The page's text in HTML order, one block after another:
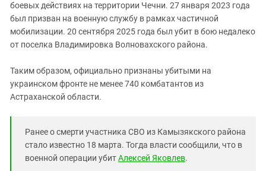
боевых действиях на территории Чечни. 27 января 2023 года
был призван на военную службу в рамках частичной
мобилизации. 20 сентября 2025 года был убит в бою недалеко
от поселка Владимировка Волновахского района.
Таким образом, официально признаны убитыми на
украинском фронте не менее 740 комбатантов из
Астраханской области.
Ранее о смерти участника СВО из Камызякского района
стало известно 18 марта. Тогда власти сообщили, что в
военной операции убитАлексей Яковлев.